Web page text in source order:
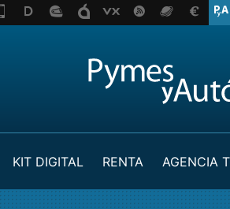
KIT DIGITAL RENTA AGENCIA